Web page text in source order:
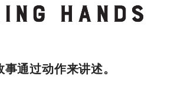
事通过动作来讲述。